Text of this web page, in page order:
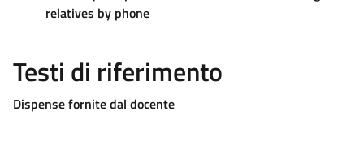
relatives by phone
Testi di riferimento
Dispense fornite dal docente